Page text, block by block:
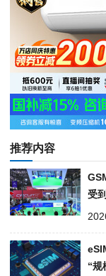
推荐内容
受
“规